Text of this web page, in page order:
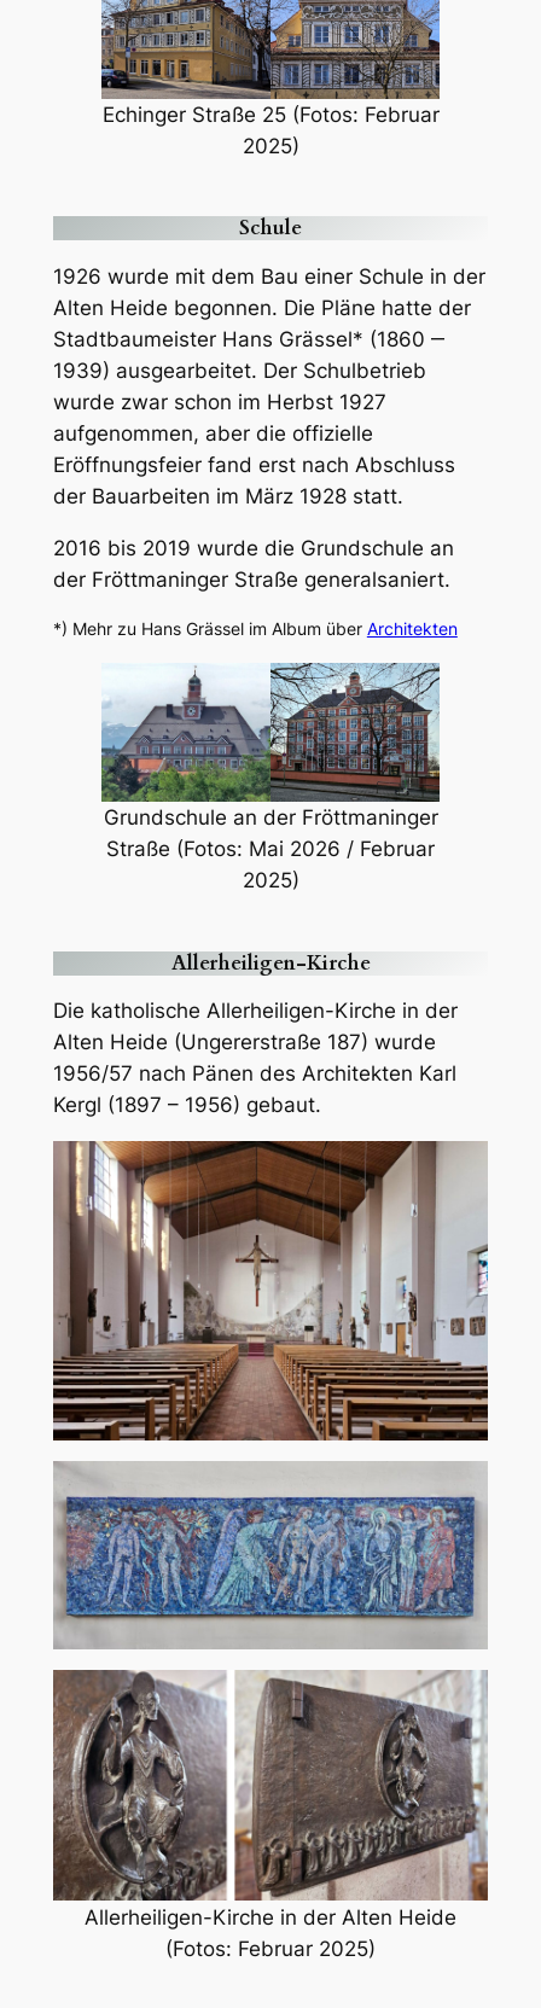
Echinger Straße 25 (Fotos: Februar
2025)
Schule
1926 wurde mit dem Bau einer Schule in der
Alten Heide begonnen. Die Pläne hatte der
Stadtbaumeister Hans Grässel* (1860 ‒
1939) ausgearbeitet. Der Schulbetrieb
wurde zwar schon im Herbst 1927
aufgenommen, aber die offizielle
Eröffnungsfeier fand erst nach Abschluss
der Bauarbeiten im März 1928 statt.
2016 bis 2019 wurde die Grundschule an
der Fröttmaninger Straße generalsaniert.
*) Mehr zu Hans Grässel im Album über Architekten
Grundschule an der Fröttmaninger
Straße (Fotos: Mai 2026 / Februar
2025)
Allerheiligen-Kirche
Die katholische Allerheiligen-Kirche in der
Alten Heide (Ungererstraße 187) wurde
1956/57 nach Pänen des Architekten Karl
Kergl (1897 – 1956) gebaut.
Allerheiligen-Kirche in der Alten Heide
(Fotos: Februar 2025)